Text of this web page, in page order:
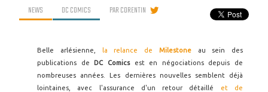
NEWS DC COMICS PARCORENTIN
Belle arlésienne, la relance de Milestoneau sein des
publications de DC Comicsest en négociations depuis de
nombreuses années. Les dernières nouvelles semblent déjà
lointaines, avec l'assurance d'un retour détaillé
et de